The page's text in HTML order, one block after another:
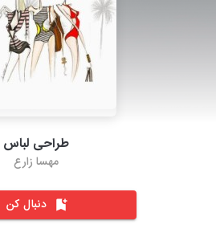
طراحی لباس
مهسا زارع
دنبال کن